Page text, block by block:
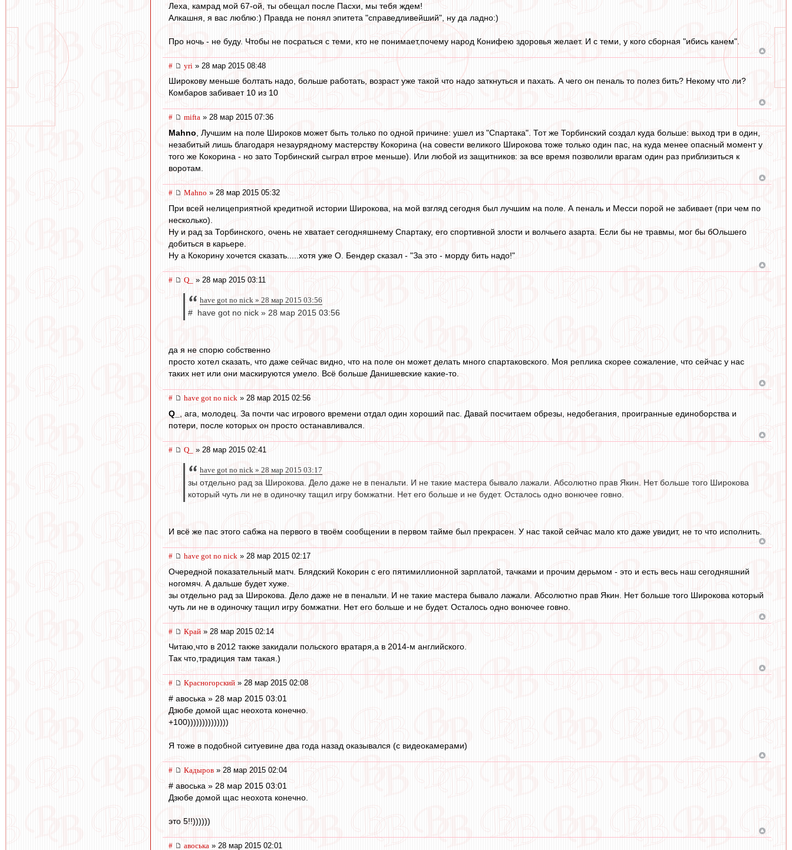
Леха, камрад мой 67-ой, ты обещал после Пасхи, мы тебя ждем!
Алкашня, я вас люблю:) Правда не понял эпитета "справедливейший", ну да ладно:)
Про ночь - не буду. Чтобы не посраться с теми, кто не понимает,почему народ Конифею здоровья желает. И с теми, у кого сборная "ибись канем".
# yri » 28 мар 2015 08:48
Широкову меньше болтать надо, больше работать, возраст уже такой что надо заткнуться и пахать. А чего он пеналь то полез бить? Некому что ли?
Комбаров забивает 10 из 10
# mifta » 28 мар 2015 07:36
Mahno , Лучшим на поле Широков может быть только по одной причине: ушел из "Спартака". Тот же Торбинский создал куда больше: выход три в один,
незабитый лишь благодаря незаурядному мастерству Кокорина (на совести великого Широкова тоже только один пас, на куда менее опасный момент у
того же Кокорина - но зато Торбинский сыграл втрое меньше). Или любой из защитников: за все время позволили врагам один раз приблизиться к
воротам.
# Mahno » 28 мар 2015 05:32
При всей нелицеприятной кредитной истории Широкова, на мой взгляд сегодня был лучшим на поле. А пеналь и Месси порой не забивает (при чем по
несколько).
Ну и рад за Торбинского, очень не хватает сегодняшнему Спартаку, его спортивной злости и волчьего азарта. Если бы не травмы, мог бы бОльшего
добиться в карьере.
Ну а Кокорину хочется сказать.....хотя уже О. Бендер сказал - "За это - морду бить надо!"
# Q_ » 28 мар 2015 03:11
have got no nick » 28 мар 2015 03:56
# have got no nick » 28 мар 2015 03:56
да я не спорю собственно
просто хотел сказать, что даже сейчас видно, что на поле он может делать много спартаковского. Моя реплика скорее сожаление, что сейчас у нас
таких нет или они маскируются умело. Всё больше Данишевские какие-то.
# have got no nick » 28 мар 2015 02:56
Q_
, ага, молодец. За почти час игрового времени отдал один хороший пас. Давай посчитаем обрезы, недобегания, проигранные единоборства и
потери, после которых он просто останавливался.
# Q_ » 28 мар 2015 02:41
have got no nick » 28 мар 2015 03:17
зы отдельно рад за Широкова. Дело даже не в пенальти. И не такие мастера бывало лажали. Абсолютно прав Якин. Нет больше того Широкова
который чуть ли не в одиночку тащил игру бомжатни. Нет его больше и не будет. Осталось одно вонючее говно.
И всё же пас этого сабжа на первого в твоём сообщении в первом тайме был прекрасен. У нас такой сейчас мало кто даже увидит, не то что исполнить.
# have got no nick » 28 мар 2015 02:17
Очередной показательный матч. Блядский Кокорин с его пятимиллионной зарплатой, тачками и прочим дерьмом - это и есть весь наш сегодняшний
ногомяч. А дальше будет хуже.
зы отдельно рад за Широкова. Дело даже не в пенальти. И не такие мастера бывало лажали. Абсолютно прав Якин. Нет больше того Широкова который
чуть ли не в одиночку тащил игру бомжатни. Нет его больше и не будет. Осталось одно вонючее говно.
# Край » 28 мар 2015 02:14
Читаю,что в 2012 также закидали польского вратаря,а в 2014-м английского.
Так что,традиция там такая.)
# Красногорский » 28 мар 2015 02:08
# авоська » 28 мар 2015 03:01
Дзюбе домой щас неохота конечно.
+100))))))))))))))
Я тоже в подобной ситуевине два года назад оказывался (с видеокамерами)
# Кадыров » 28 мар 2015 02:04
# авоська » 28 мар 2015 03:01
Дзюбе домой щас неохота конечно.
это 5!!))))))
# авоська » 28 мар 2015 02:01